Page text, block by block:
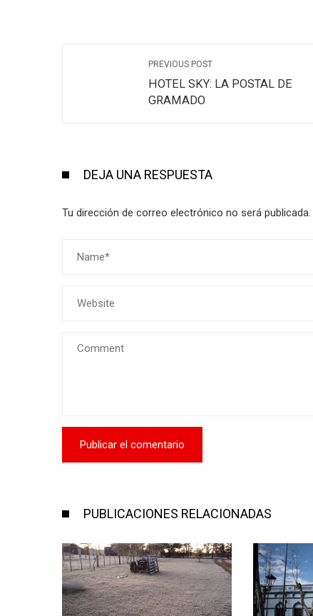
PREVIOUS POST
HOTEL SKY: LA POSTAL DE
GRAMADO
DEJA UNA RESPUESTA
Tu dirección de correo electrónico no será publicada.
PUBLICACIONES RELACIONADAS